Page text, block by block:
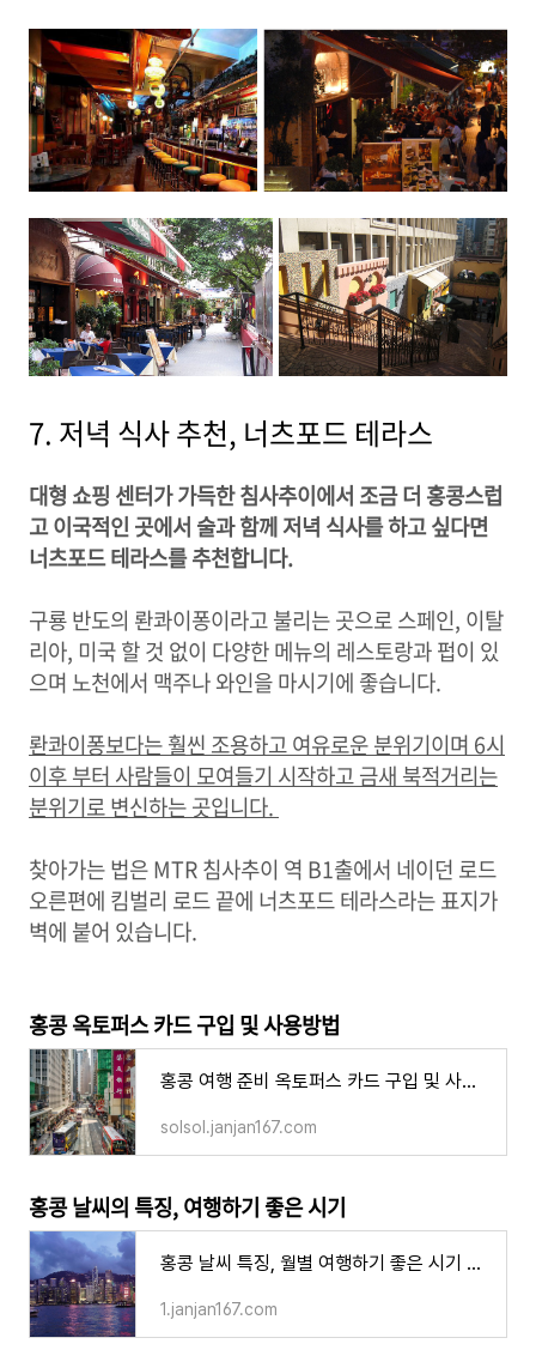
7. 저녁 식사 추천, 너츠포드 테라스
대형 쇼핑 센터가 가득한 침사추이에서 조금 더 홍콩스럽
고 이국적인 곳에서 술과 함께 저녁 식사를 하고 싶다면
너츠포드 테라스를 추천합니다.
구룡 반도의 롼콰이퐁이라고 불리는 곳으로 스페인, 이탈
리아, 미국 할 것 없이 다양한 메뉴의 레스토랑과 펍이 있
으며 노천에서 맥주나 와인을 마시기에 좋습니다.
롼콰이퐁보다는 훨씬 조용하고 여유로운 분위기이며 6시
이후 부터 사람들이 모여들기 시작하고 금새 북적거리는
분위기로 변신하는 곳입니다.
찾아가는 법은 MTR 침사추이 역 B1출에서 네이던 로드
오른편에 킴벌리 로드 끝에 너츠포드 테라스라는 표지가
벽에 붙어 있습니다.
홍콩 옥토퍼스 카드 구입 및 사용방법
홍콩 여행 준비 옥토퍼스 카드 구입 및 사용법, 그 외 교통 패스
solsol.janjan167.com
홍콩 날씨의 특징, 여행하기 좋은 시기
홍콩 날씨 특징, 월별 여행하기 좋은 시기 성수기 옷차림
1.janjan167.com